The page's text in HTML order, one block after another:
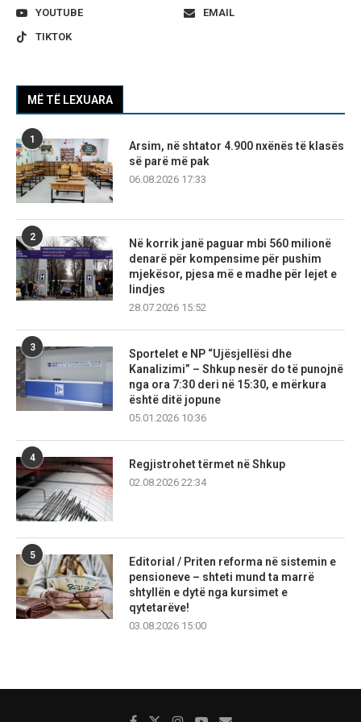
YOUTUBE
EMAIL
TIKTOK
MË TË LEXUARA
1
Arsim, në shtator 4.900 nxënës të klasës
së parë më pak
06.08.2026 17:33
2
Në korrik janë paguar mbi 560 milionë
denarë për kompensime për pushim
mjekësor, pjesa më e madhe për lejet e
lindjes
28.07.2026 15:52
3
Sportelet e NP “Ujësjellësi dhe
Kanalizimi” – Shkup nesër do të punojnë
nga ora 7:30 deri në 15:30, e mërkura
është ditë jopune
05.01.2026 10:36
4
Regjistrohet tërmet në Shkup
02.08.2026 22:34
5
Editorial / Priten reforma në sistemin e
pensioneve – shteti mund ta marrë
shtyllën e dytë nga kursimet e
qytetarëve!
03.08.2026 15:00